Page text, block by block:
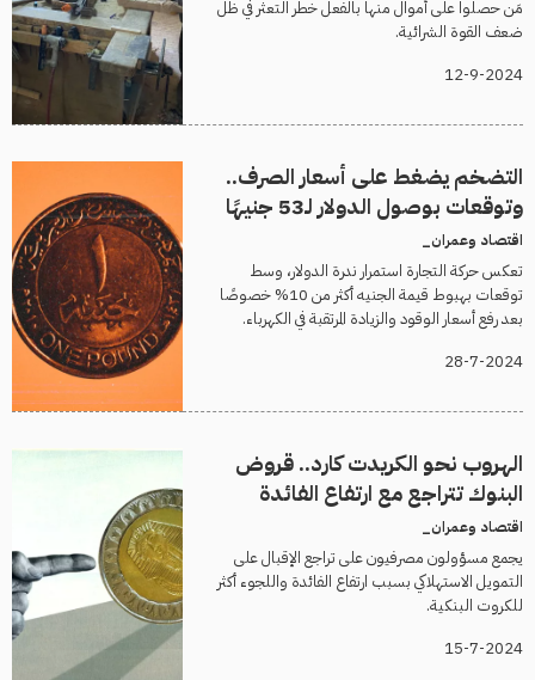
مَن حصلوا على أموال منها بالفعل خطر التعثر في ظل
ضعف القوة الشرائية.
12-9-2024
التضخم يضغط على أسعار الصرف..
وتوقعات بوصول الدولار لـ53 جنيهًا
اقتصاد وعمران_
تعكس حركة التجارة استمرار ندرة الدولار، وسط
توقعات بهبوط قيمة الجنيه أكثر من 10% خصوصًا
بعد رفع أسعار الوقود والزيادة المرتقبة في الكهرباء.
28-7-2024
الهروب نحو الكريدت كارد.. قروض
البنوك تتراجع مع ارتفاع الفائدة
اقتصاد وعمران_
يجمع مسؤولون مصرفيون على تراجع الإقبال على
التمويل الاستهلاكي بسبب ارتفاع الفائدة واللجوء أكثر
للكروت البنكية.
15-7-2024